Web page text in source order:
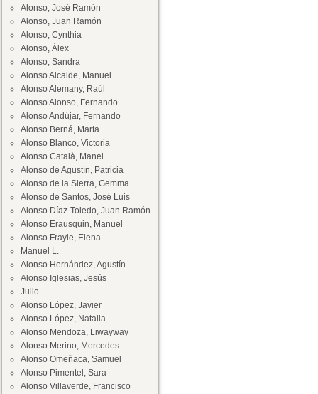
Alonso, José Ramón
Alonso, Juan Ramón
Alonso, Cynthia
Alonso, Álex
Alonso, Sandra
Alonso Alcalde, Manuel
Alonso Alemany, Raúl
Alonso Alonso, Fernando
Alonso Andújar, Fernando
Alonso Berná, Marta
Alonso Blanco, Victoria
Alonso Català, Manel
Alonso de Agustín, Patricia
Alonso de la Sierra, Gemma
Alonso de Santos, José Luis
Alonso Díaz-Toledo, Juan Ramón
Alonso Erausquin, Manuel
Alonso Frayle, Elena
Manuel L.
Alonso Hernández, Agustín
Alonso Iglesias, Jesús
Julio
Alonso López, Javier
Alonso López, Natalia
Alonso Mendoza, Liwayway
Alonso Merino, Mercedes
Alonso Omeñaca, Samuel
Alonso Pimentel, Sara
Alonso Villaverde, Francisco